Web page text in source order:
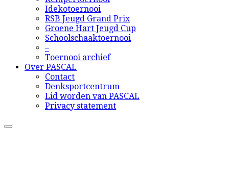
Idekotoernooi
RSB Jeugd Grand Prix
Groene Hart Jeugd Cup
Schoolschaaktoernooi
–
Toernooi archief
Over PASCAL
Contact
Denksportcentrum
Lid worden van PASCAL
Privacy statement